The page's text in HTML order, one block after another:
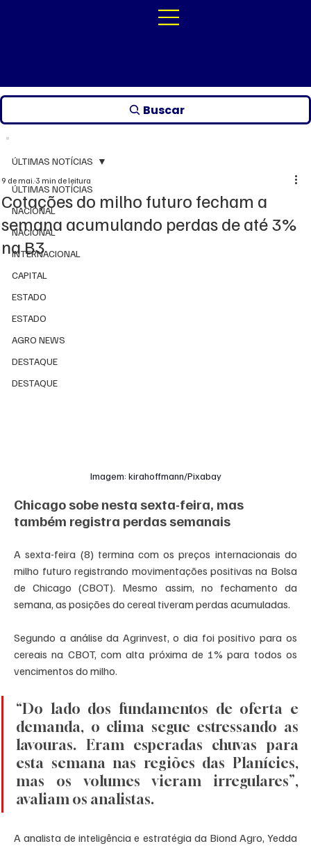
Buscar
ÚLTIMAS NOTÍCIAS
NACIONAL
NACIONAL
INTERNACIONAL
CAPITAL
ESTADO
ESTADO
AGRO NEWS
DESTAQUE
DESTAQUE
ÚLTIMAS NOTÍCIAS
Cotações do milho futuro fecham a
semana acumulando perdas de até 3%
na B3
9 de mai.3 min de leitura
Imagem: kirahoffmann/Pixabay
Chicago sobe nesta sexta-feira, mas
também registra perdas semanais
A sexta-feira (8) termina com os preços internacionais do
milho futuro registrando movimentações positivas na Bolsa
de Chicago (CBOT). Mesmo assim, no fechamento da
semana, as posições do cereal tiveram perdas acumuladas.
Segundo a análise da Agrinvest, o dia foi positivo para os
cereais na CBOT, com alta próxima de 1% para todos os
vencimentos do milho.
“Do lado dos fundamentos de oferta e
demanda, o clima segue estressando as
lavouras. Eram esperadas chuvas para
esta semana nas regiões das Planícies,
mas os volumes vieram irregulares”,
avaliam os analistas.
A analista de inteligência e estratégia da Biond Agro, Yedda